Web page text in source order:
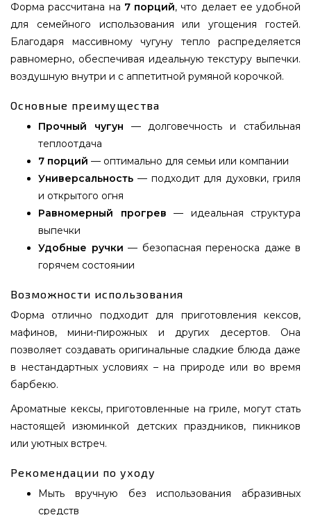
Форма рассчитана на 7 порций, что делает ее удобной
для семейного использования или угощения гостей.
Благодаря массивному чугуну тепло распределяется
равномерно, обеспечивая идеальную текстуру выпечки.
воздушную внутри и с аппетитной румяной корочкой.
Основные преимущества
Прочный чугун — долговечность и стабильная
теплоотдача
7 порций — оптимально для семьи или компании
Универсальность — подходит для духовки, гриля
и открытого огня
Равномерный прогрев — идеальная структура
выпечки
Удобные ручки — безопасная переноска даже в
горячем состоянии
Возможности использования
Форма отлично подходит для приготовления кексов,
мафинов, мини-пирожных и других десертов. Она
позволяет создавать оригинальные сладкие блюда даже
в нестандартных условиях – на природе или во время
барбекю.
Ароматные кексы, приготовленные на гриле, могут стать
настоящей изюминкой детских праздников, пикников
или уютных встреч.
Рекомендации по уходу
Мыть вручную без использования абразивных
средств